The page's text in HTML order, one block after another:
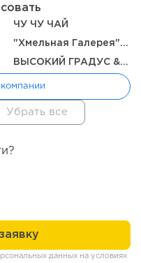
собственной
ЧУ ЧУ ЧАЙ
"Хмельная Галерея" от ПК Канцлеръ
ВЫСОКИЙ ГРАДУС & FOOD 24/7
данных на условиях